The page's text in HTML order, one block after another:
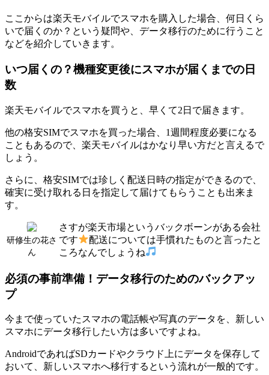
ここからは楽天モバイルでスマホを購入した場合、何日くら
いで届くのか？という疑問や、データ移行のために行うこと
などを紹介していきます。
いつ届くの？機種変更後にスマホが届くまでの日
数
楽天モバイルでスマホを買うと、早くて2日で届きます。
他の格安SIMでスマホを買った場合、1週間程度必要になる
こともあるので、楽天モバイルはかなり早い方だと言えるで
しょう。
さらに、格安SIMでは珍しく配送日時の指定ができるので、
確実に受け取れる日を指定して届けてもらうことも出来ま
す。
研修生の花さ
ん
さすが楽天市場というバックボーンがある会社
です
配送については手慣れたものと言ったと
ころなんでしょうね
必須の事前準備！データ移行のためのバックアッ
プ
今まで使っていたスマホの電話帳や写真のデータを、新しい
スマホにデータ移行したい方は多いですよね。
AndroidであればSDカードやクラウド上にデータを保存して
おいて、新しいスマホへ移行するという流れが一般的です。